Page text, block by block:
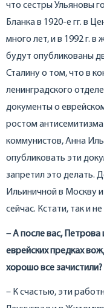
что сестры Ульяновы
Бланка в 1920-е гг. в
много лет, и в 1992 г.
будут опубликованы
Сталину о том, что в
ленинградского
документы о
ростом
коммунистов, Анна
опубликовать эти
запретил это делать.
Ильиничной в Москву
сейчас. Кстати, так и
– А после вас,
еврейских предках
хорошо все зачистили?
– К счастью, эти